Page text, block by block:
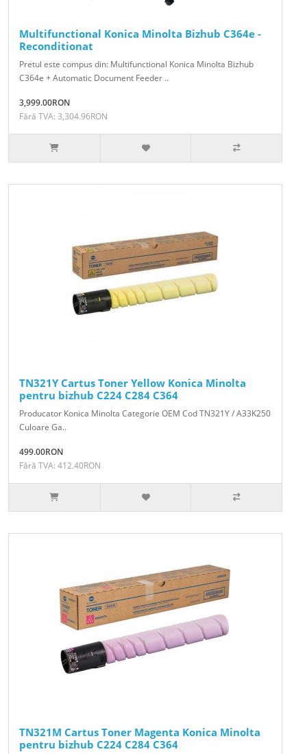
Multifunctional Konica Minolta Bizhub C364e -
Reconditionat
Pretul este compus din: Multifunctional Konica Minolta Bizhub
C364e + Automatic Document Feeder ..
3,999.00RON
Fără TVA: 3,304.96RON
TN321Y Cartus Toner Yellow Konica Minolta
pentru bizhub C224 C284 C364
Producator Konica Minolta Categorie OEM Cod TN321Y / A33K250
Culoare Ga..
499.00RON
Fără TVA: 412.40RON
TN321M Cartus Toner Magenta Konica Minolta
pentru bizhub C224 C284 C364